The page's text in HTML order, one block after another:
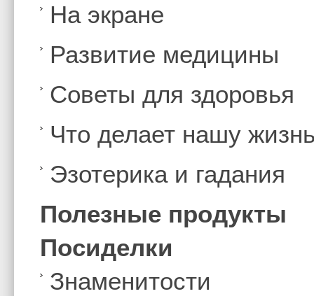
На экране
Развитие медицины
Советы для здоровья
Что делает нашу
Эзотерика и гадания
Полезные продукты
Посиделки
Знаменитости